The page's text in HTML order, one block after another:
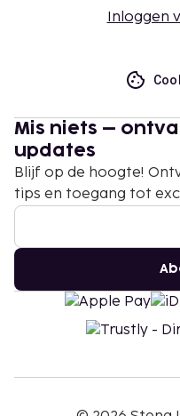
Inloggen
Mis niets –
updates
Blijf op de hoogte!
tips en toegang tot